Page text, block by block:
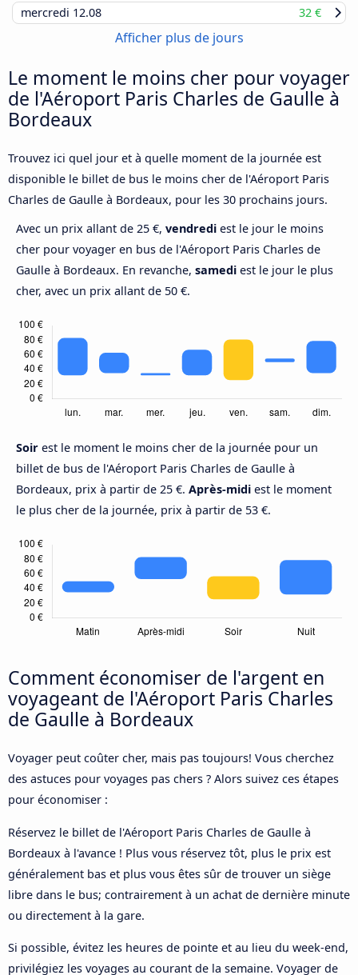
mercredi 12.08 32 €
Afficher plus de jours
Le moment le moins cher pour voyager
de l'Aéroport Paris Charles de Gaulle à
Bordeaux
Trouvez ici quel jour et à quelle moment de la journée est
disponible le billet de bus le moins cher de l'Aéroport Paris
Charles de Gaulle à Bordeaux, pour les 30 prochains jours.
Avec un prix allant de 25 €, vendredi est le jour le moins
cher pour voyager en bus de l'Aéroport Paris Charles de
Gaulle à Bordeaux. En revanche, samedi est le jour le plus
cher, avec un prix allant de 50 €.
Soir est le moment le moins cher de la journée pour un
billet de bus de l'Aéroport Paris Charles de Gaulle à
Bordeaux, prix à partir de 25 €. Après-midi est le moment
le plus cher de la journée, prix à partir de 53 €.
Comment économiser de l'argent en
voyageant de l'Aéroport Paris Charles
de Gaulle à Bordeaux
Voyager peut coûter cher, mais pas toujours! Vous cherchez
des astuces pour voyages pas chers ? Alors suivez ces étapes
pour économiser :
Réservez le billet de l'Aéroport Paris Charles de Gaulle à
Bordeaux à l'avance ! Plus vous réservez tôt, plus le prix est
généralement bas et plus vous êtes sûr de trouver un siège
libre dans le bus; contrairement à un achat de dernière minute
ou directement à la gare.
Si possible, évitez les heures de pointe et au lieu du week-end,
privilégiez les voyages au courant de la semaine. Voyager de